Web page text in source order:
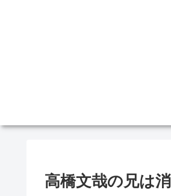
高橋文哉の兄は